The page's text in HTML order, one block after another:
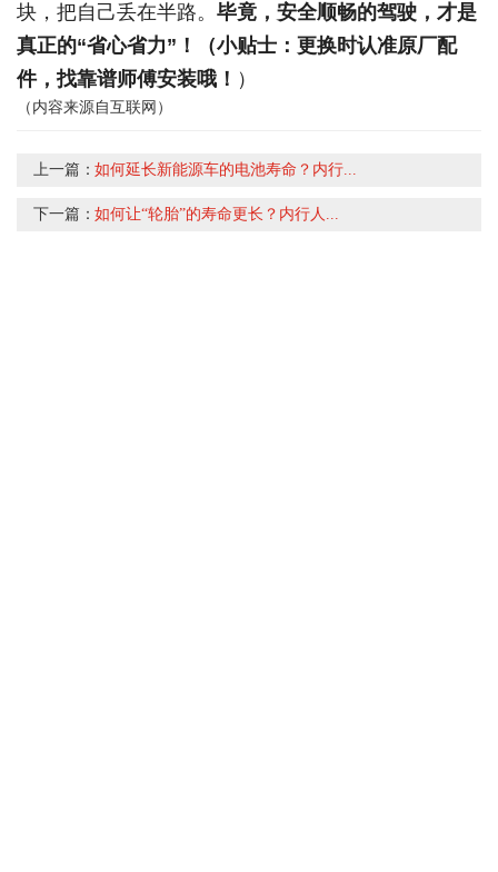
块，把自己丢在半路。 毕竟，安全顺畅的驾驶，才是
真正的“省心省力”！
（小贴士：更换时认准原厂配
件，找靠谱师傅安装哦！ ）
（内容来源自互联网）
上一篇：如何延长新能源车的电池寿命？内行...
下一篇：如何让“轮胎”的寿命更长？内行人...